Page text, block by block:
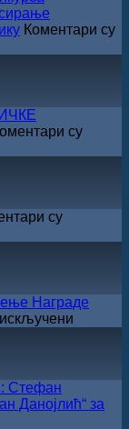
Коментари су
су
су
Награде
свечано
Данојлић“ за